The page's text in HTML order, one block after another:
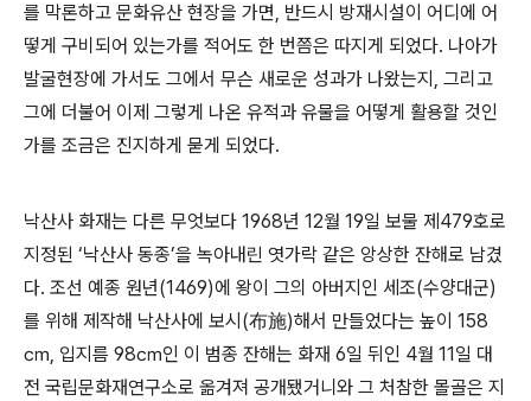
를 막론하고 문화유산 현장을 가면, 반드시 방재시설이 어디에 어
떻게 구비되어 있는가를 적어도 한 번쯤은 따지게 되었다. 나아가
발굴현장에 가서도 그에서 무슨 새로운 성과가 나왔는지, 그리고
그에 더불어 이제 그렇게 나온 유적과 유물을 어떻게 활용할 것인
가를 조금은 진지하게 묻게 되었다.
낙산사 화재는 다른 무엇보다 1968년 12월 19일 보물 제479호로
지정된 ‘낙산사 동종’을 녹아내린 엿가락 같은 앙상한 잔해로 남겼
다. 조선 예종 원년(1469)에 왕이 그의 아버지인 세조(수양대군)
를 위해 제작해 낙산사에 보시(布施)해서 만들었다는 높이 158
㎝, 입지름 98㎝인 이 범종 잔해는 화재 6일 뒤인 4월 11일 대
전 국립문화재연구소로 옮겨져 공개됐거니와 그 처참한 몰골은 지